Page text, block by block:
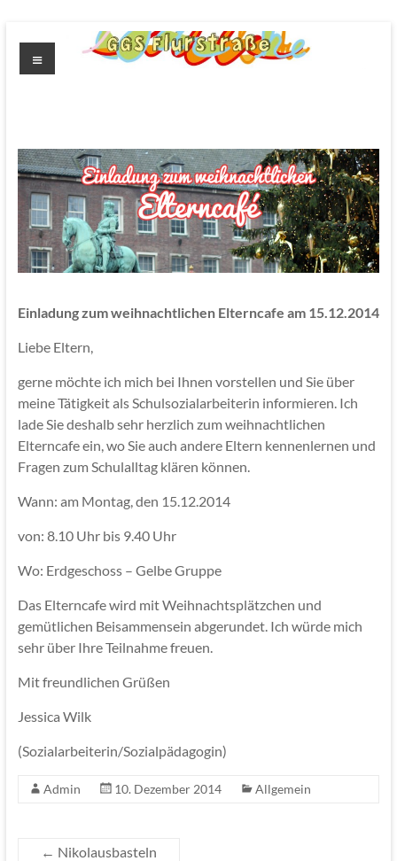
Inhalt
springen
Menü
Einladung zum weihnachtlichen Elterncafe am 15.12.2014
Liebe Eltern,
gerne möchte ich mich bei Ihnen vorstellen und Sie über
meine Tätigkeit als Schulsozialarbeiterin informieren. Ich
lade Sie deshalb sehr herzlich zum weihnachtlichen
Elterncafe ein, wo Sie auch andere Eltern kennenlernen und
Fragen zum Schulalltag klären können.
Wann: am Montag, den 15.12.2014
von: 8.10 Uhr bis 9.40 Uhr
Wo: Erdgeschoss – Gelbe Gruppe
Das Elterncafe wird mit Weihnachtsplätzchen und
gemütlichen Beisammensein abgerundet. Ich würde mich
sehr über Ihre Teilnahme freuen.
Mit freundlichen Grüßen
Jessica Wilk
(Sozialarbeiterin/Sozialpädagogin)
Admin 10. Dezember 2014 Allgemein
← Nikolausbasteln